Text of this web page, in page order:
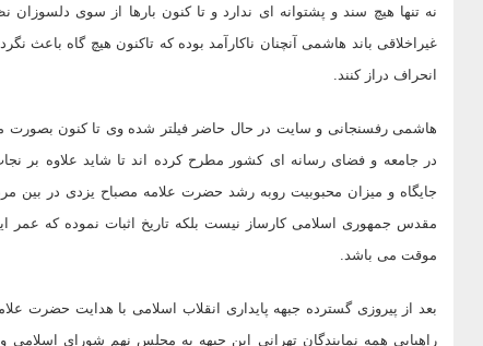
نه تنها هیچ سند و پشتوانه ای ندارد و تا کنون بارها از سوی
غیراخلاقی باند هاشمی آنچنان ناکارآمد بوده که تاکنون هیچ گاه باعث
انحراف دراز کنند.
هاشمی رفسنجانی و سایت در حال حاضر فیلتر شده وی تا کنون بصورت
در جامعه و فضای رسانه ای کشور مطرح کرده اند تا شاید علاوه
جایگاه و میزان محبوبیت روبه رشد حضرت علامه مصباح یزدی در بین
مقدس جمهوری اسلامی کارساز نیست بلکه تاریخ اثبات نموده که عمر
موقت می باشد.
بعد از پیروزی گسترده جبهه پایداری انقلاب اسلامی با هدایت حضرت
راهیابی همه نمایندگان تهرانی این جبهه به مجلس نهم شورای